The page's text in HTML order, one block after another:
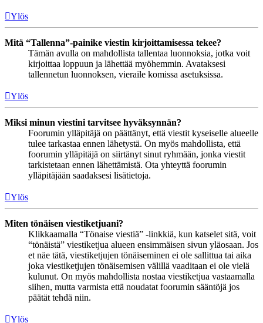
Ylös
Mitä “Tallenna”-painike viestin kirjoittamisessa tekee?
Tämän avulla on mahdollista tallentaa luonnoksia, jotka voit
kirjoittaa loppuun ja lähettää myöhemmin. Avataksesi
tallennetun luonnoksen, vieraile komissa asetuksissa.
Ylös
Miksi minun viestini tarvitsee hyväksynnän?
Foorumin ylläpitäjä on päättänyt, että viestit kyseiselle alueelle
tulee tarkastaa ennen lähetystä. On myös mahdollista, että
foorumin ylläpitäjä on siirtänyt sinut ryhmään, jonka viestit
tarkistetaan ennen lähettämistä. Ota yhteyttä foorumin
ylläpitäjään saadaksesi lisätietoja.
Ylös
Miten tönäisen viestiketjuani?
Klikkaamalla “Tönaise viestiä” -linkkiä, kun katselet sitä, voit
“tönäistä” viestiketjua alueen ensimmäisen sivun yläosaan. Jos
et näe tätä, viestiketjujen tönäiseminen ei ole sallittua tai aika
joka viestiketjujen tönäisemisen välillä vaaditaan ei ole vielä
kulunut. On myös mahdollista nostaa viestiketjua vastaamalla
siihen, mutta varmista että noudatat foorumin sääntöjä jos
päätät tehdä niin.
Ylös